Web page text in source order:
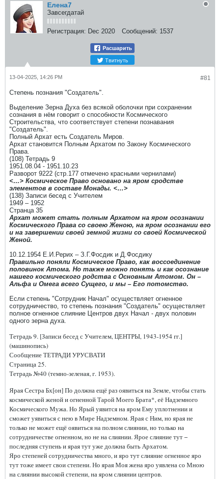
Елена7
Завсегдатай
Регистрация: Dec 2020 Сообщений: 1537
Расшарить
Твитнуть
#81
13-04-2025, 14:26 PM
Степень познания "Создатель".
Выделение Зерна Духа без всякой оболочки при сохранении
сознания в нём говорит о способности Космического
Строительства, что соответствует степени познавания
"Создатель".
Полный Архат есть Создатель Миров.
Архат становится Полным Архатом по Закону Космического
Права.
(108) Тетрадь 9
1951.08.04 - 1951.10.23
Разворот 9222 (стр.177 отмечено красными чернилами)
<…> Космическое Право основано на яром сродстве
элементов в составе Монады. <…>
(138) Записи бесед с Учителем
1949 – 1952
Странца 35
Архат может стать полным Архатом на яром осознании
Космического Права со своею Женою, на яром осознании его
и на завершении своей земной жизни со своей Космической
Женой.
10.12.1954 Е.И.Рерих – З.Г.Фосдик и Д.Фосдику
Правильно поняли Космическое Право, как воссоединение
половинок Атома. Но также можно понять и как осознание
нашего космического родства с Основным Атомом. Он –
Альфа и Омега всего Сущего, и мы – Его потомство.
Если степень "Сотрудник Начал" осуществляет огненное
сотрудничество, то степень познания "Создатель" осуществляет
полное огненное слияние Центров двух Начал - двух половин
одного зерна духа.
Тетрадь 9. [Записи бесед с Учителем, ЦЕНТРЫ, 1943-1954 гг.]
(машинопись)
Сообщение ТЕТРАДИ УРУСВАТИ
Страница 25.
Тетрадь №40 (темно-зеленая, г. 1953).
Ярая Сестра Бх[он] По должна ещё раз оявиться на Земле, чтобы стать
космической женой и огненной Тарой Моего Брата*, её Надземного
Космического Мужа. Но Ярый уявится на яром Ему уплотнении и
сможет уявиться с нею в Мире Надземном. Ярая с Ним, но ярая не
только не может ещё оявиться на полном слиянии, но только на
сотрудничестве огненном, но не на слиянии. Ярое слияние тут −
последняя ступень и ярая тут уже должна быть Архатом.
Яро степеней сотрудничества много, и яро тут слияние огненное яро
тут тоже имеет свои степени. Но ярая Моя жена яро уявлена со Мною
на слиянии высокой степени, на яром слиянии центров.